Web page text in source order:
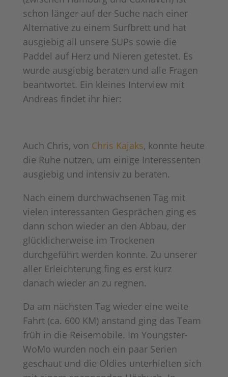
schon länger auf der Suche nach einer
Alternative zu einem Surfbrett und hat
ausgiebig all unsere SUPs sowie die
Paddel auf Herz und Nieren getestet. Es
wurde ausgiebig beraten und alle Fragen
beantwortet. Ein kleines Interview mit
Andreas findet ihr hier:
Auch Chris, von Chris Kajaks, konnte heute
die Ruhe nutzen, um einige Interessenten
ausgiebig und intensiv zu beraten.
Nach einem durchwachsenen Tag mit
vielen interessanten Gesprächen ging es
dann schon wieder an den Abbau, der
glücklicherweise im Trockenen
durchgeführt werden konnte. Zu unserer
aller Erleichterung fing es erst kurz
danach wieder an zu regnen.
Da am nächsten Tag wieder eine weite
Fahrt (ca. 600 KM) anstand ging das Team
früh in die Reisemobile. Im Youngster-
WoMo wurden noch ein paar Serien
geschaut und die Oldies unterhielten sich